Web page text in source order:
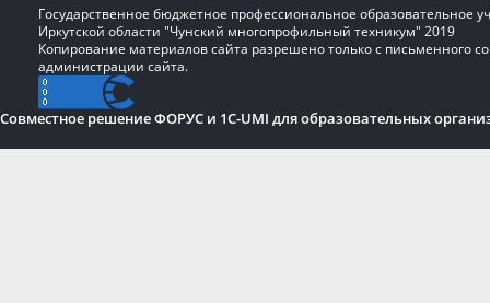
Государственное бюджетное профессиональное образовательное
Иркутской области "Чунский многопрофильный техникум" 2019
Копирование материалов сайта разрешено только с письменного
администрации сайта.
Совместное решение ФОРУС и 1C-UMI для образовательных